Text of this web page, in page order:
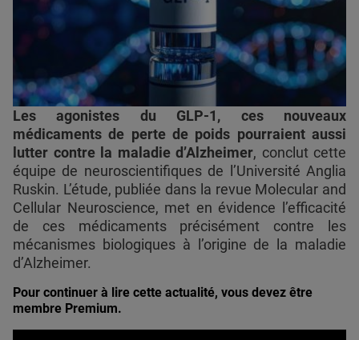
Les agonistes du GLP-1, ces nouveaux
médicaments de perte de poids pourraient aussi
lutter contre la maladie d’Alzheimer, conclut cette
équipe de neuroscientifiques de l’Université Anglia
Ruskin. L’étude, publiée dans la revue Molecular and
Cellular Neuroscience, met en évidence l’efficacité
de ces médicaments précisément contre les
mécanismes biologiques à l’origine de la maladie
d’Alzheimer.
Pour continuer à lire cette actualité, vous devez être
membre Premium.